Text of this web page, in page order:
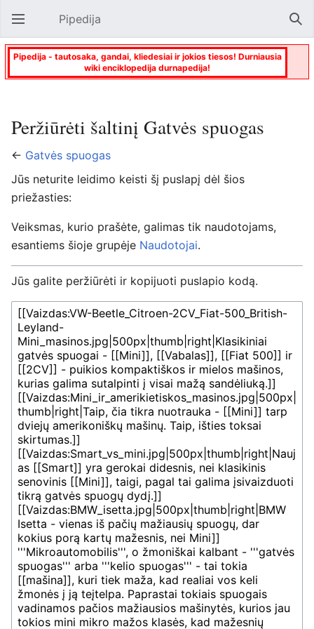
Atverti pagrindinį meniu Pipedija
Pipedija - tautosaka, gandai, kliedesiai ir jokios tiesos! Durniausia
wiki enciklopedija durnapedija!
Peržiūrėti šaltinį Gatvės spuogas
← Gatvės spuogas
Jūs neturite leidimo keisti šį puslapį dėl šios
priežasties:
Veiksmas, kurio prašėte, galimas tik naudotojams,
esantiems šioje grupėje Naudotojai.
Jūs galite peržiūrėti ir kopijuoti puslapio kodą.